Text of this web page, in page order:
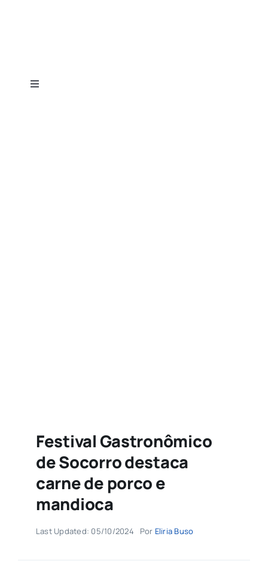
Toggle
Festival Gastronômico
de Socorro destaca
carne de porco e
mandioca
Last Updated: 05/10/2024 Por Eliria Buso